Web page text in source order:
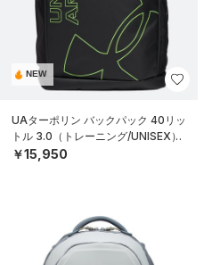
NEW
UAターポリン バックパック 40リッ
トル 3.0（トレーニング/UNISEX）
￥15,950